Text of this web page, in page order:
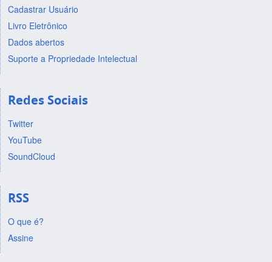
Cadastrar Usuário
Livro Eletrônico
Dados abertos
Suporte a Propriedade Intelectual
Redes Sociais
Twitter
YouTube
SoundCloud
RSS
O que é?
Assine